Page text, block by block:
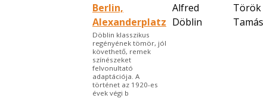
Berlin,
Alexanderplatz
Döblin klasszikus
regényének tömör, jól
követhető, remek
színészeket
felvonultató
adaptációja. A
történet az 1920-es
évek végi b
Alfred
Döblin
Török
Tamás